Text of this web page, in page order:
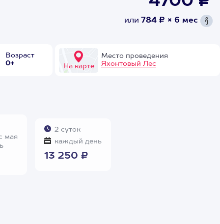
или 784 ₽ × 6 мес
Возраст
0+
На карте
Место проведения
Яхонтовый Лес
мая
2 суток
каждый день
13 250 ₽